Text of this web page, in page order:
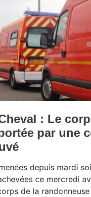
: Le
par une
depuis mardi
ce mercredi
de la